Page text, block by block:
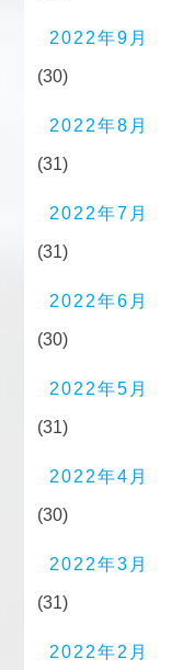
2022年9月
(30)
2022年8月
(31)
2022年7月
(31)
2022年6月
(30)
2022年5月
(31)
2022年4月
(30)
2022年3月
(31)
2022年2月